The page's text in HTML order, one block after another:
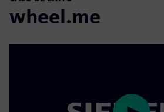
wheel.me